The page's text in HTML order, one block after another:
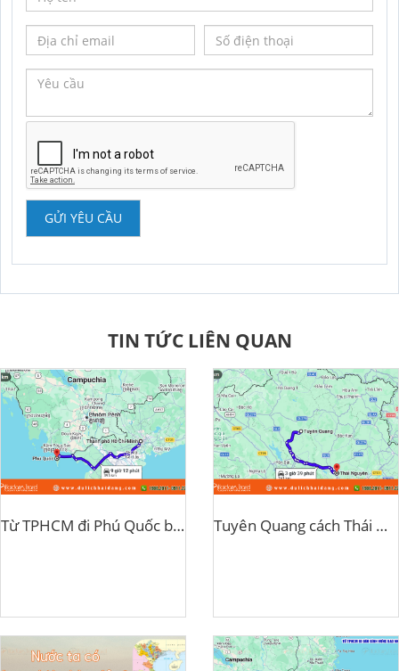
GỬI YÊU CẦU
TIN TỨC LIÊN QUAN
Từ TPHCM đi Phú Quốc bao nhiêu km Tuyên Quang cách Thái Nguyên bao nhiêu km?